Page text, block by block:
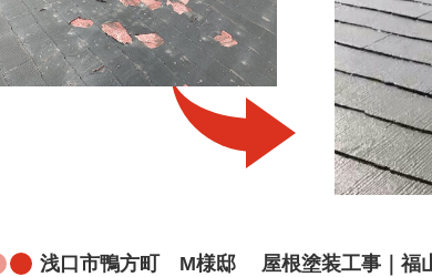
浅口市鴨方町 M様邸 屋根塗装工事｜福